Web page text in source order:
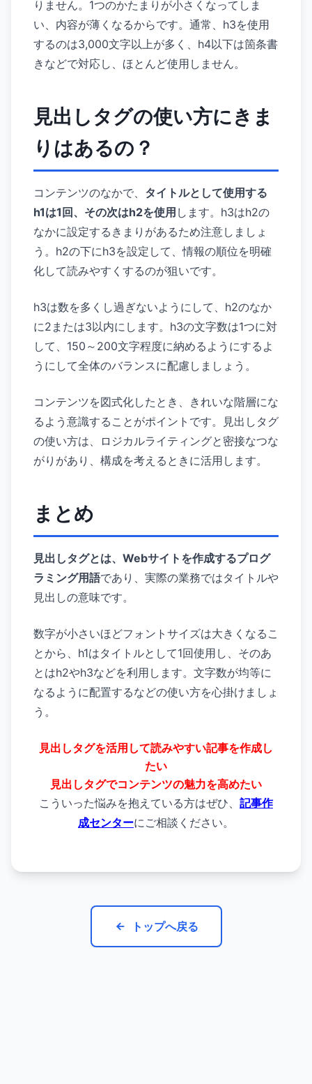
りません。1つのかたまりが小さくなってしま
い、内容が薄くなるからです。通常、h3を使用
するのは3,000文字以上が多く、h4以下は箇条書
きなどで対応し、ほとんど使用しません。
見出しタグの使い方にきま
りはあるの？
コンテンツのなかで、 タイトルとして使用する
h1は1回、その次はh2を使用 します。h3はh2の
なかに設定するきまりがあるため注意しましょ
う。h2の下にh3を設定して、情報の順位を明確
化して読みやすくするのが狙いです。
h3は数を多くし過ぎないようにして、h2のなか
に2または3以内にします。h3の文字数は1つに対
して、150～200文字程度に納めるようにするよ
うにして全体のバランスに配慮しましょう。
コンテンツを図式化したとき、きれいな階層にな
るよう意識することがポイントです。見出しタグ
の使い方は、ロジカルライティングと密接なつな
がりがあり、構成を考えるときに活用します。
まとめ
見出しタグとは、Webサイトを作成するプログ
ラミング用語であり、実際の業務ではタイトルや
見出しの意味です。
数字が小さいほどフォントサイズは大きくなるこ
とから、h1はタイトルとして1回使用し、そのあ
とはh2やh3などを利用します。文字数が均等に
なるように配置するなどの使い方を心掛けましょ
う。
見出しタグを活用して読みやすい記事を作成し
たい
見出しタグでコンテンツの魅力を高めたい
こういった悩みを抱えている方はぜひ、 記事作
成センターにご相談ください。
トップへ戻る